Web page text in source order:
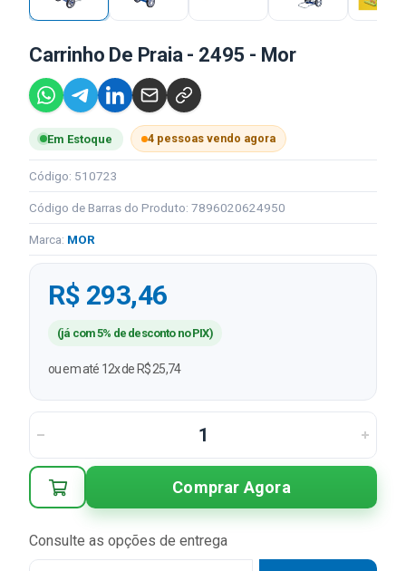
Carrinho De Praia - 2495 - Mor
Em Estoque 4 pessoas vendo agora
Código: 510723
Código de Barras do Produto: 7896020624950
Marca: MOR
R$ 293,46
(já com 5% de desconto no PIX)
ou em até 12x de R$ 25,74
Comprar Agora
Consulte as opções de entrega